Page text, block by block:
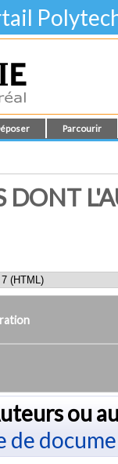
Parcourir
ou
de